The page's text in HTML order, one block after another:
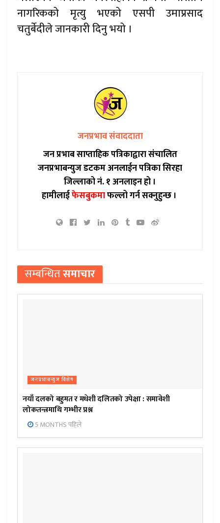
नागरिकको मृत्यु भएको एसपी उमाप्रसाद
चतुर्बेदीले जानकारी दिनु भयो ।
जनप्रभाव संवाददाता
जन प्रभाब साप्ताहिक पत्रिकाद्वारा संचालित
जनप्रभाबन्युज डटकम अनलाईन पत्रिका सिरहा
जिल्लाको नं. १ अनलाइन हो ।
हामीलाईफेसबुकमाफल्लो गर्न सक्नुहुन्छ ।
सम्बन्धितसमाचार
जनप्रभाबन्युज विशेष
नयाँ दलको बहुमत र मधेशी दलितको उपेक्षा : समावेशी
लोकतन्त्रमाथि गम्भीर प्रश्न
5 MONTHS पहिले